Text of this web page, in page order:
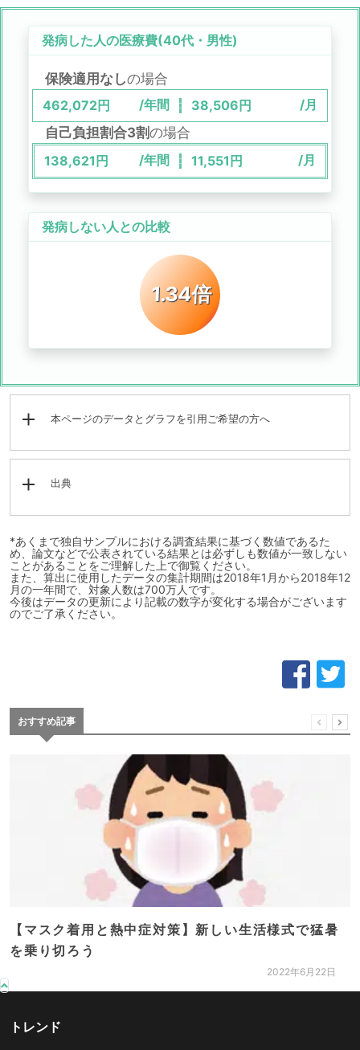
発病した人の医療費(40代 ・ 男性)
保険適用なしの場合
462,072円 /年間 38,506円
/月
自己負担割合3割の場合
138,621円 /年間 11,551円 /月
発病しない人との比較
1.34倍
本ページのデータとグラフを引用ご希望の方へ
出典
*あくまで独自サンプルにおける調査結果に基づく数値であるた
め、論文などで公表されている結果とは必ずしも数値が一致しない
ことがあることをご理解した上で御覧ください。
また、算出に使用したデータの集計期間は2018年1月から2018年12
月の一年間で、対象人数は700万人です。
今後はデータの更新により記載の数字が変化する場合がございます
のでご了承ください。
おすすめ記事
【マスク着用と熱中症対策】新しい生活様式で猛暑
を乗り切ろう
2022年6月22日
トレンド